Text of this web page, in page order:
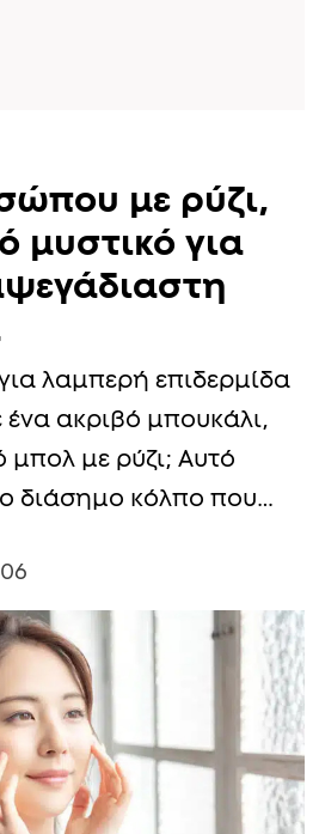
με ρύζι,
μυστικό για
λαμπερή επιδερμίδα
ένα ακριβό μπουκάλι,
μπολ με ρύζι; Αυτό
διάσημο κόλπο που…